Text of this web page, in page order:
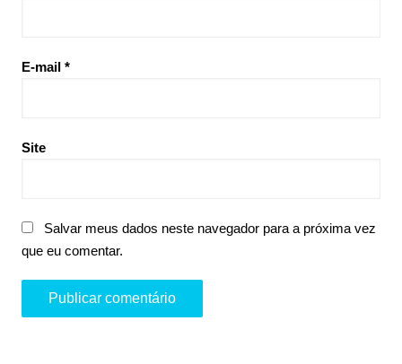
E-mail *
Site
Salvar meus dados neste navegador para a próxima vez
que eu comentar.